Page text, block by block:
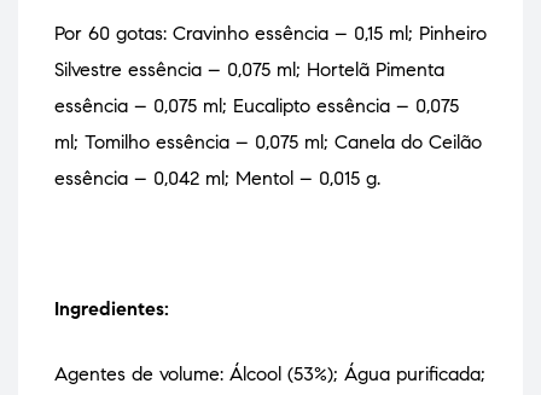
Por 60 gotas: Cravinho essência – 0,15 ml; Pinheiro
Silvestre essência – 0,075 ml; Hortelã Pimenta
essência – 0,075 ml; Eucalipto essência – 0,075
ml; Tomilho essência – 0,075 ml; Canela do Ceilão
essência – 0,042 ml; Mentol – 0,015 g.
Ingredientes:
Agentes de volume: Álcool (53%); Água purificada;